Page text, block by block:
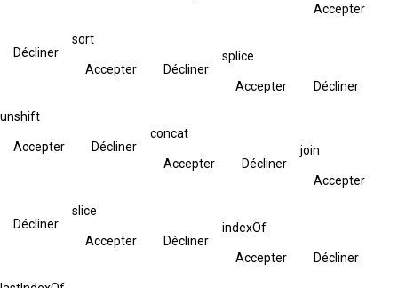
Accepter
Décliner
sort
Accepter Décliner
splice
Accepter Décliner
unshift
Accepter Décliner
concat
Accepter Décliner
join
Accepter
Décliner
slice
Accepter Décliner
indexOf
Accepter Décliner